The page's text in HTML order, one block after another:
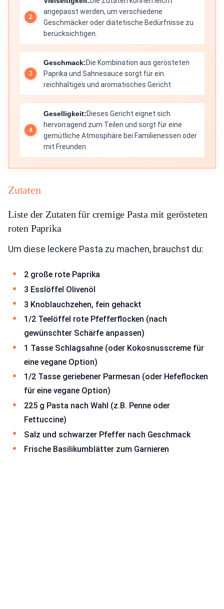
angepasst werden, um verschiedene
Geschmäcker oder diätetische Bedürfnisse zu
berücksichtigen.
Geschmack:Die Kombination aus gerösteten
Paprika und Sahnesauce sorgt für ein
reichhaltiges und aromatisches Gericht.
Geselligkeit:Dieses Gericht eignet sich
hervorragend zum Teilen und sorgt für eine
gemütliche Atmosphäre bei Familienessen oder
mit Freunden.
Zutaten
Liste der Zutaten für cremige Pasta mit gerösteten
roten Paprika
Um diese leckere Pasta zu machen, brauchst du:
2 große rote Paprika
3 Esslöffel Olivenöl
3 Knoblauchzehen, fein gehackt
1/2 Teelöffel rote Pfefferflocken (nach
gewünschter Schärfe anpassen)
1 Tasse Schlagsahne (oder Kokosnusscreme für
eine vegane Option)
1/2 Tasse geriebener Parmesan (oder Hefeflocken
für eine vegane Option)
225 g Pasta nach Wahl (z.B. Penne oder
Fettuccine)
Salz und schwarzer Pfeffer nach Geschmack
Frische Basilikumblätter zum Garnieren